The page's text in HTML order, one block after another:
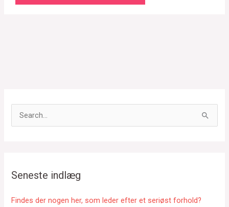
ø
f
e
Seneste indlæg
Findes der nogen her, som leder efter et seriøst forhold?